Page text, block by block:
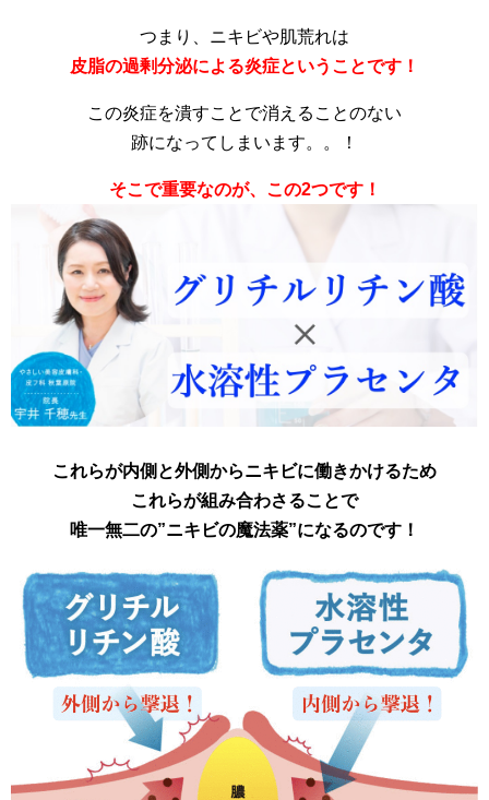
つまり、ニキビや肌荒れは
皮脂の過剰分泌による炎症ということです！
この炎症を潰すことで消えることのない
跡になってしまいます。。！
そこで重要なのが、この2つです！
これらが内側と外側からニキビに働きかけるため
これらが組み合わさることで
唯一無二の”ニキビの魔法薬”になるのです！